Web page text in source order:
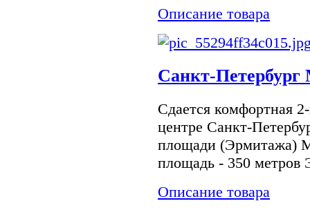
Описание товара
Санкт-
Сдается комфортная
центре Санкт-
площади (Эрмитажа)
площадь - 350 метров
Описание товара